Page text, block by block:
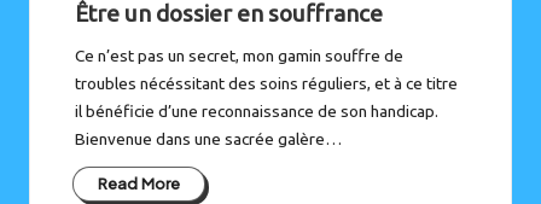
Être un dossier en souffrance
Ce n’est pas un secret, mon gamin souffre de
troubles nécéssitant des soins réguliers, et à ce titre
il bénéficie d’une reconnaissance de son handicap.
Bienvenue dans une sacrée galère…
Read More